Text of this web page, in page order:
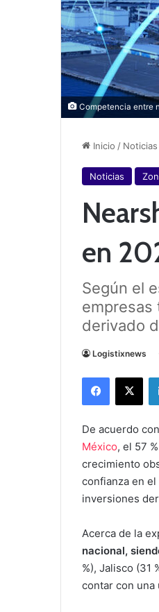
Competencia entre
Inicio / Noticias
Noticias
en
Según el
empresas
derivado
Logistixnews
De acuerdo
México, el 57
crecimiento
confianza en
inversiones
Acerca de la
nacional,
%), Jalisco (31
contar con una